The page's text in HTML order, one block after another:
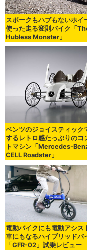
スポークもハブもないホイ
使った走る変則バイク「
Hubless Monster」
ベンツのジョイスティック
するレトロ感たっぷりのコ
トマシン「Mercedes-
CELL Roadster」
電動バイクにも電動アシス
車にもなるハイブリッドバ
「GFR-02」試乗レビュー